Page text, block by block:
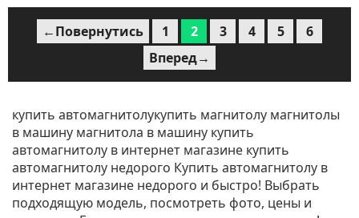
←Повернутись 1 2 3 4 5
6
Вперед→
купить автомагнитолукупить магнитолу магнитолы
в машину магнитола в машину купить
автомагнитолу в интернет магазине купить
автомагнитолу недорого Купить автомагнитолу в
интернет магазине недорого и быстро! Выбрать
подходящую модель, посмотреть фото, цены и